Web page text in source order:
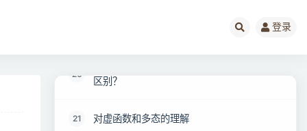
登录
20
区别？
21 对虚函数和多态的理解